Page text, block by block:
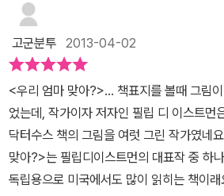
이 책을 보니 그 이야기가 생각나더라구요.
엄마라 생각한다는데, 아기새는 알에서 나
보지 못했던 터라, 막연하게 찾아나섭니다.
까? 하고 말이지요. 고양이, 닭, 개, 소에게
니라고 하네요.사실 고양이는 좀 위험했어
줄도 모르고 지나친게지요. 음, 그림을 보니
그래서 잡아먹지 않은 것인지도 모르구요
다행인 일입니다. 아기새는 이제 기계까지
직여요.달싹달싹, 들썩들썩!아기 새가 태어
있지?'아기 새가 엄마 새를 찾아 다녀요.고
을 만나며'우리 엄마 맞아?' 하며 물어보아
그 음율이 재미있어요.아이에게 책을 읽어
요.'고양이가 엄마 새가 맞아?''소가 엄마
로 '아니오!!' 자신있게 대답했어요. ^ ^반복
있는 책이에요.아이와 즐거운 책 읽기 시간
아이가 계속 읽어달라고 해서다섯 번은 넘
아이가 좋아하니 저도 책과 함께 한 시간이
고군분투 2013-04-02
<우리 엄마 맞아?>... 책표지를 볼때 그림
었는데, 작가이자 저자인 필립 디 이스트먼
닥터수스 책의 그림을 여럿 그린 작가였네
맞아?>는 필립디이스트먼의 대표작 중 하
독립용으로 미국에서도 많이 읽히는 책이